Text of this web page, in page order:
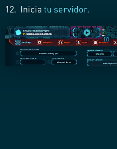
12. Inicia tu servidor.